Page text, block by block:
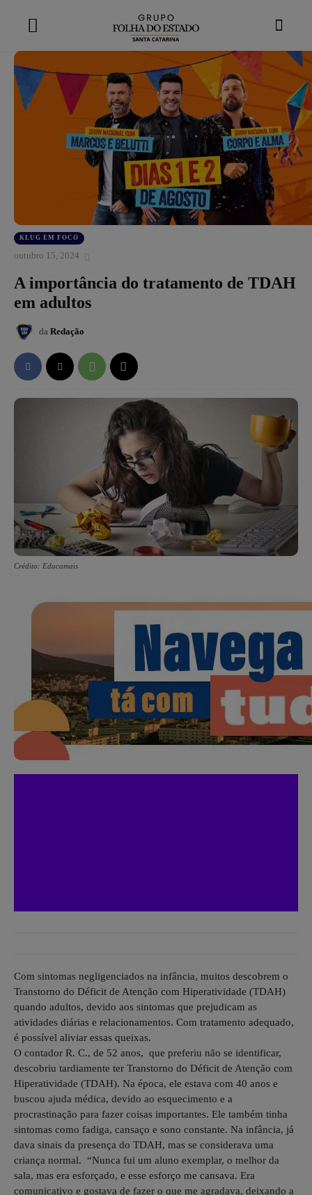
KLUG EM FOCO
outubro 15, 2024
A importância do tratamento de TDAH
em adultos
da Redação
Crédito: Educamais
Com sintomas negligenciados na infância, muitos descobrem o
Transtorno do Déficit de Atenção com Hiperatividade (TDAH)
quando adultos, devido aos sintomas que prejudicam as
atividades diárias e relacionamentos. Com tratamento adequado,
é possível aliviar essas queixas.
O contador R. C., de 52 anos, que preferiu não se identificar,
descobriu tardiamente ter Transtorno do Déficit de Atenção com
Hiperatividade (TDAH). Na época, ele estava com 40 anos e
buscou ajuda médica, devido ao esquecimento e a
procrastinação para fazer coisas importantes. Ele também tinha
sintomas como fadiga, cansaço e sono constante. Na infância, já
dava sinais da presença do TDAH, mas se considerava uma
criança normal. “Nunca fui um aluno exemplar, o melhor da
sala, mas era esforçado, e esse esforço me cansava. Era
comunicativo e gostava de fazer o que me agradava, deixando a